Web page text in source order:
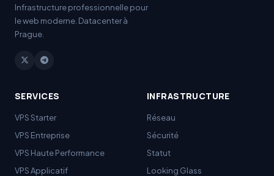
Infrastructure professionnelle pour
le web moderne. Datacenter à
Prague.
SERVICES
VPSStarter
VPS Entreprise
VPS Haute Performance
VPS Applicatif
INFRASTRUCTURE
Réseau
Sécurité
Statut
Looking Glass